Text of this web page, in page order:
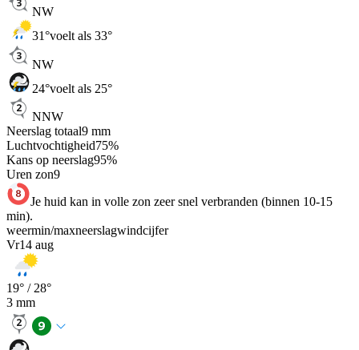
NW
31°voelt als 33°
NW
24°voelt als 25°
NNW
Neerslag totaal9 mm
Luchtvochtigheid75%
Kans op neerslag95%
Uren zon9
Je huid kan in volle zon zeer snel verbranden (binnen 10-15
min).
weermin/maxneerslagwindcijfer
Vr14 aug
19° / 28°
3 mm